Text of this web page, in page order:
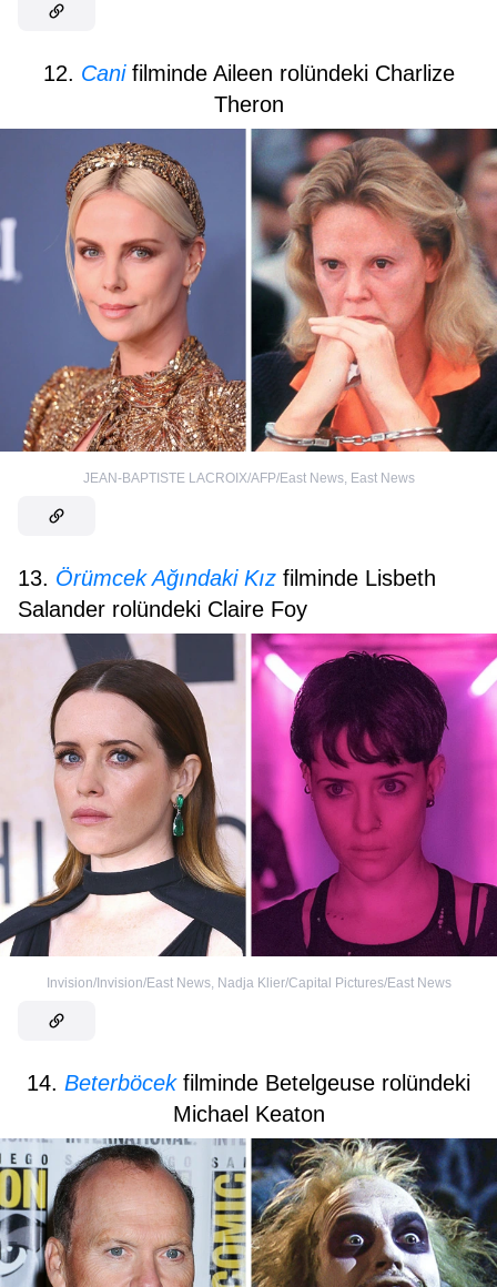
12. Cani filminde Aileen rolündeki Charlize
Theron
JEAN-BAPTISTE LACROIX/AFP/East News, East News
13. Örümcek Ağındaki Kız filminde Lisbeth
Salander rolündeki Claire Foy
Invision/Invision/East News, Nadja Klier/Capital Pictures/East News
14. Beterböcekfilminde Betelgeuse rolündeki
Michael Keaton